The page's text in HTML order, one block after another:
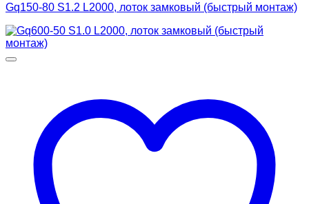
Gq150-80 S1.2 L2000, лоток замковый (быстрый монтаж)